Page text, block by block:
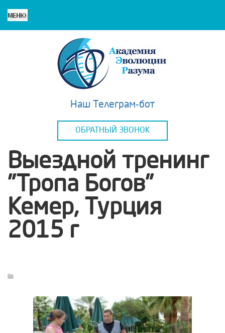
Наш Телеграм-бот
ОБРАТНЫЙ ЗВОНОК
Выездной тренинг
"Тропа Богов"
Кемер, Турция
2015 г